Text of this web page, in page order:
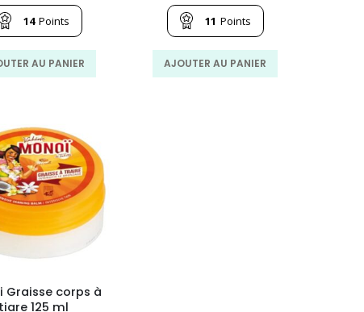
initial
était :
216.00
MAD.
14 Points
AU PANIER
initial
était :
177.00
MAD.
11 Points
AJOUTER AU PANIER
Graisse corps à
tiare 125 ml